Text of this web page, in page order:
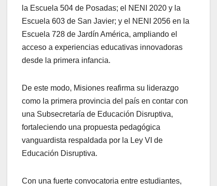
la Escuela 504 de Posadas; el NENI 2020 y la
Escuela 603 de San Javier; y el NENI 2056 en la
Escuela 728 de Jardín América, ampliando el
acceso a experiencias educativas innovadoras
desde la primera infancia.
De este modo, Misiones reafirma su liderazgo
como la primera provincia del país en contar con
una Subsecretaría de Educación Disruptiva,
fortaleciendo una propuesta pedagógica
vanguardista respaldada por la Ley VI de
Educación Disruptiva.
Con una fuerte convocatoria entre estudiantes,